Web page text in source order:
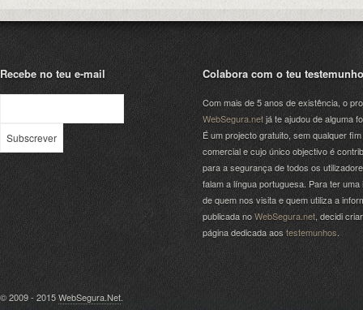
Recebe no teu e-mail Colabora com o teu testemunho
Com mais de 5 anos de existência, o
WebSegura.netjá te ajudou de alguma
É um projecto gratuito, sem qualquer fim
comercial e cujo único objectivo é
para a segurança de todos os
falam a língua portuguesa. Para ter uma
de quem nos visita e quem utiliza a
publicada noWebSegura.net , decidi
página dedicada aos testemunhos
© 2009 - 2015WebSegura.Net.